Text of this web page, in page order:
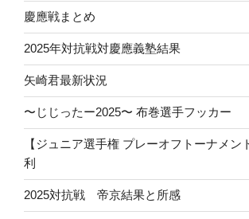
慶應戦まとめ
2025年対抗戦対慶應義塾結果
矢崎君最新状況
〜じじったー2025〜 布巻選手フッカー
【ジュニア選手権 プレーオフトーナメン
利
2025対抗戦 帝京結果と所感